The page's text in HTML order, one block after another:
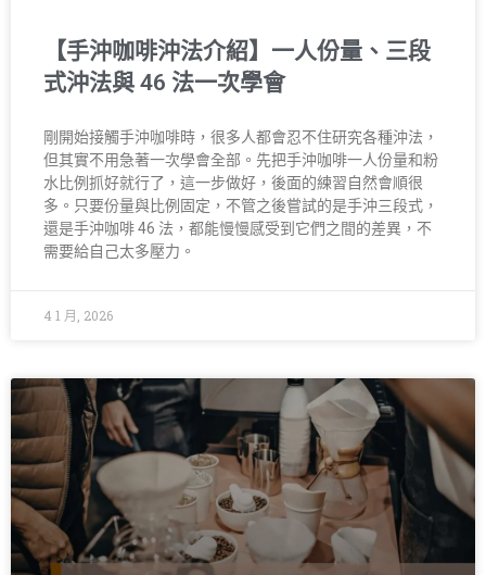
【手沖咖啡沖法介紹】一人份量、三段
式沖法與 46 法一次學會
剛開始接觸手沖咖啡時，很多人都會忍不住研究各種沖法，
但其實不用急著一次學會全部。先把手沖咖啡一人份量和粉
水比例抓好就行了，這一步做好，後面的練習自然會順很
多。只要份量與比例固定，不管之後嘗試的是手沖三段式，
還是手沖咖啡 46 法，都能慢慢感受到它們之間的差異，不
需要給自己太多壓力。
4 1 月, 2026